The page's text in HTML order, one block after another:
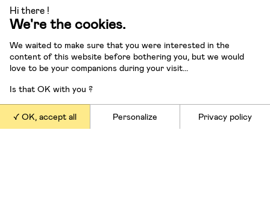
Nos offres
Conférences et masterclasses
Hi there !
We're the cookies.
We waited to make sure that you were interested in the
content of this website before bothering you, but we would
love to be your companions during your visit...
Is that OK with you ?
OK, accept all Personalize Privacy policy